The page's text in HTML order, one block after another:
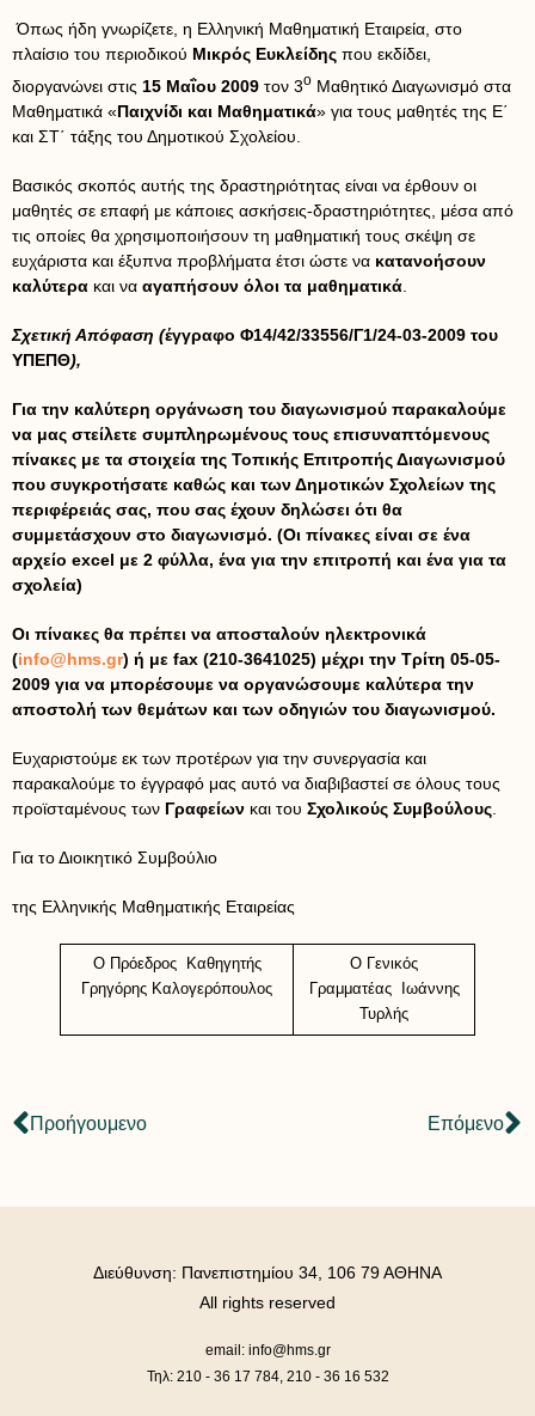
Όπως ήδη γνωρίζετε, η Ελληνική Μαθηματική Εταιρεία, στο
πλαίσιο του περιοδικού Μικρός Ευκλείδης που εκδίδει,
διοργανώνει στις 15 Μαΐου 2009 τον 3ο Μαθητικό Διαγωνισμό στα
Μαθηματικά «Παιχνίδι και Μαθηματικά» για τους μαθητές της Ε΄
και ΣΤ΄ τάξης του Δημοτικού Σχολείου.
Βασικός σκοπός αυτής της δραστηριότητας είναι να έρθουν οι
μαθητές σε επαφή με κάποιες ασκήσεις-δραστηριότητες, μέσα από
τις οποίες θα χρησιμοποιήσουν τη μαθηματική τους σκέψη σε
ευχάριστα και έξυπνα προβλήματα έτσι ώστε να κατανοήσουν
καλύτερα και να αγαπήσουν όλοι τα μαθηματικά
Σχετική Απόφαση (έγγραφο Φ14/42/33556/Γ1/24-03-2009 του
ΥΠΕΠΘ),
Για την καλύτερη οργάνωση του διαγωνισμού παρακαλούμε
να μας στείλετε συμπληρωμένους τους επισυναπτόμενους
πίνακες με τα στοιχεία της Τοπικής Επιτροπής Διαγωνισμού
που συγκροτήσατε καθώς και των Δημοτικών Σχολείων της
περιφέρειάς σας, που σας έχουν δηλώσει ότι θα
συμμετάσχουν στο διαγωνισμό. (Οι πίνακες είναι σε ένα
αρχείο excel με 2 φύλλα, ένα για την επιτροπή και ένα για τα
σχολεία)
Οι πίνακες θα πρέπει να αποσταλούν ηλεκτρονικά
(info@hms.gr) ή με fax (210-3641025) μέχρι την Τρίτη 05-05-
2009 για να μπορέσουμε να οργανώσουμε καλύτερα την
αποστολή των θεμάτων και των οδηγιών του διαγωνισμού.
Ευχαριστούμε εκ των προτέρων για την συνεργασία και
παρακαλούμε το έγγραφό μας αυτό να διαβιβαστεί σε όλους τους
προϊσταμένους των Γραφείων και του Σχολικούς Συμβούλους
Για το Διοικητικό Συμβούλιο
της Ελληνικής Μαθηματικής Εταιρείας
Ο Πρόεδρος Καθηγητής
Γρηγόρης Καλογερόπουλος
Ο Γενικός
Γραμματέας Ιωάννης
Τυρλής
Προήγουμενο Επόμενο
email: info@hms.gr
Τηλ: 210 - 36 17 784, 210 - 36 16 532
Διεύθυνση: Πανεπιστημίου 34, 106 79 ΑΘΗΝΑ
All rights reserved